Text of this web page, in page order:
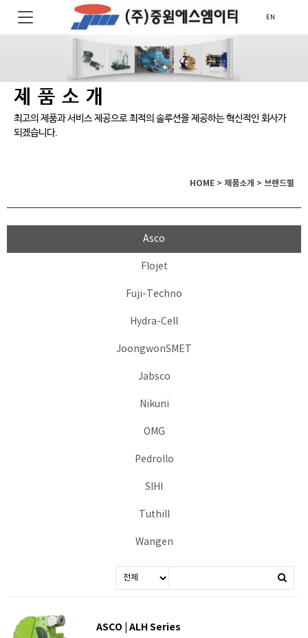
EN
제품소개
최고의 제품과 서비스 제공으로 최적의 솔루션을 제공하는 혁신적인 회사가
되겠습니다.
HOME > 제품소개 > 브랜드별
Asco
Flojet
Fuji-Techno
Hydra-Cell
JoongwonSMET
Jabsco
Nikuni
OMG
Pedrollo
SIHI
Tuthill
Wangen
ASCO | ALH Series